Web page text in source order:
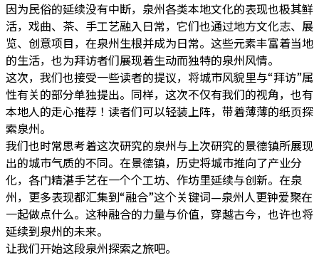
因为民俗的延续没有中断，泉州各类本地文化的表现也极其鲜
活，戏曲、茶、手工艺融入日常，它们也通过地方文化志、展
览、创意项目，在泉州生根并成为日常。这些元素丰富着当地
的生活，也为拜访者们展现着生动而独特的泉州风情。
这次，我们也接受一些读者的提议，将城市风貌里与“拜访”属
性有关的部分单独提出。同样，这次不仅有我们的视角，也有
本地人的走心推荐！读者们可以轻装上阵，带着薄薄的纸页探
索泉州。
我们也时常思考着这次研究的泉州与上次研究的景德镇所展现
出的城市气质的不同。在景德镇，历史将城市推向了产业分
化，各门精湛手艺在一个个工坊、作坊里延续与创新。在泉
州，更多表现都汇集到“融合”这个关键词—泉州人更钟爱聚在
一起做点什么。这种融合的力量与价值，穿越古今，也许也将
延续到泉州的未来。
让我们开始这段泉州探索之旅吧。